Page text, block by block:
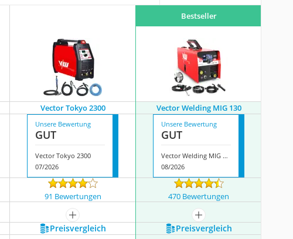
Bestseller
Vector Tokyo 2300 Vector Welding MIG 130
Unsere Bewertung
GUT
Vector Tokyo 2300
07/2026
Unsere Bewertung
GUT
Vector Welding MIG 130
08/2026
91 Bewertungen
470 Bewertungen
mehr anzeigen
mehr anzeigen
Preis­vergleich Preis­vergleich